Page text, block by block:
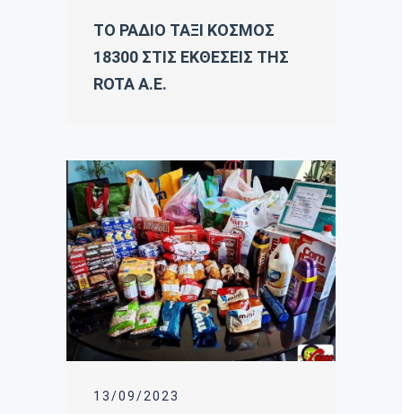
ΤΟ ΡΑΔΙΟ ΤΑΞΙ ΚΟΣΜΟΣ
18300 ΣΤΙΣ ΕΚΘΕΣΕΙΣ ΤΗΣ
ROTA A.E.
13/09/2023